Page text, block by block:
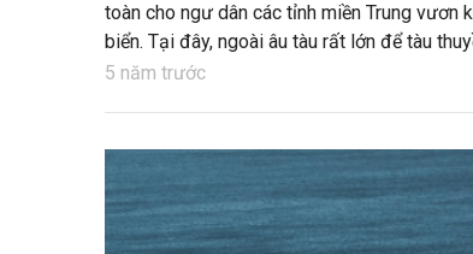
toàn cho ngư dân các tỉnh miền Trung vươn
biển. Tại đây, ngoài âu tàu rất lớn để tàu
trú bão, còn có Trung tâm Dịch vụ hậu cần
cung cấp dịch vụ để ngư dân đánh bắt hải
5 năm trước